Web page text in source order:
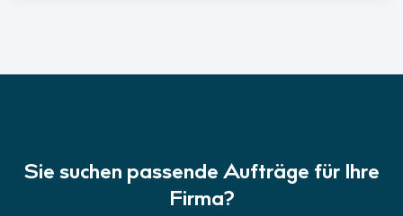
Sie suchen passende Aufträge für Ihre
Firma?